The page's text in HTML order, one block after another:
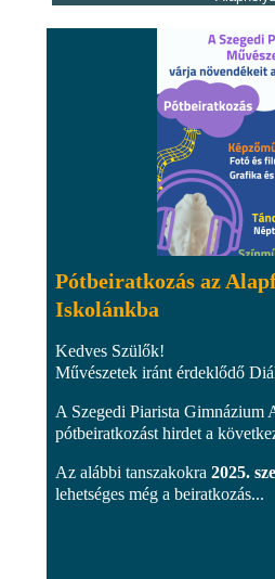
Pótbeiratkozás az
Iskolánkba
Kedves Szülők!
Művészetek iránt érdeklődő
A Szegedi Piarista Gimnázium
pótbeiratkozást hirdet a
Az alábbi tanszakokra 2025.
lehetséges még a beiratkozás...